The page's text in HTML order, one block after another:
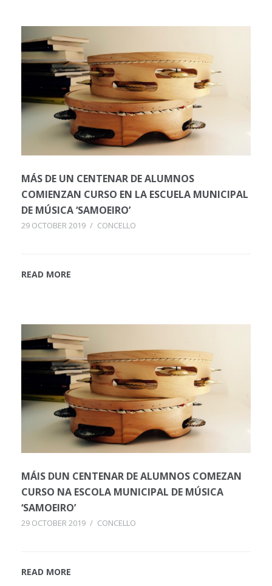
MÁS DE UN CENTENAR DE ALUMNOS
COMIENZAN CURSO EN LA ESCUELA MUNICIPAL
DE MÚSICA ‘SAMOEIRO’
29 OCTOBER 2019 / CONCELLO
READ MORE
MÁIS DUN CENTENAR DE ALUMNOS COMEZAN
CURSO NA ESCOLA MUNICIPAL DE MÚSICA
‘SAMOEIRO’
29 OCTOBER 2019 / CONCELLO
READ MORE